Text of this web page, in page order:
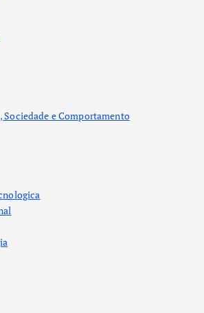
Sociedade e Comportamento